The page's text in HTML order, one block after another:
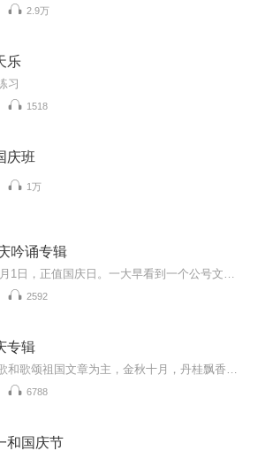
2.9万
乐
习
1518
庆班
1万
吟诵专辑
2592
专辑
6788
和国庆节